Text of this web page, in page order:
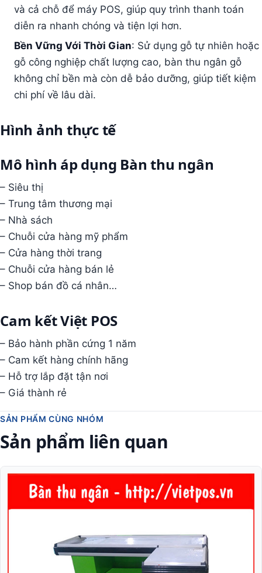
và cả chỗ để máy POS, giúp quy trình thanh toán
diễn ra nhanh chóng và tiện lợi hơn.
Bền Vững Với Thời Gian: Sử dụng gỗ tự nhiên hoặc
gỗ công nghiệp chất lượng cao, bàn thu ngân gỗ
không chỉ bền mà còn dễ bảo dưỡng, giúp tiết kiệm
chi phí về lâu dài.
Hình ảnh thực tế
Mô hình áp dụng Bàn thu ngân
– Siêu thị
– Trung tâm thương mại
– Nhà sách
– Chuỗi cửa hàng mỹ phẩm
– Cửa hàng thời trang
– Chuỗi cửa hàng bán lẻ
– Shop bán đồ cá nhân…
Cam kết Việt POS
– Bảo hành phần cứng 1 năm
– Cam kết hàng chính hãng
– Hỗ trợ lắp đặt tận nơi
– Giá thành rẻ
SẢN PHẨM CÙNG NHÓM
Sản phẩm liên quan